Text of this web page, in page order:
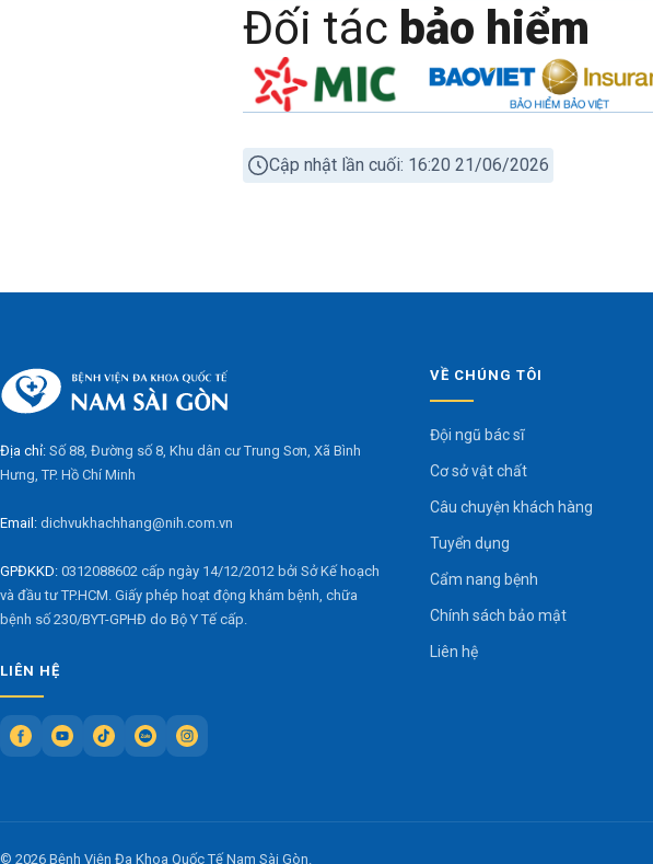
Đối tác bảo hiểm
Cập nhật lần cuối: 16:20 21/06/2026
Địa chỉ: Số 88, Đường số 8, Khu dân cư Trung Sơn, Xã Bình
Hưng, TP. Hồ Chí Minh
Email: dichvukhachhang@nih.com.vn
GPĐKKD: 0312088602 cấp ngày 14/12/2012 bởi Sở Kế hoạch
và đầu tư TP.HCM. Giấy phép hoạt động khám bệnh, chữa
bệnh số 230/BYT-GPHĐ do Bộ Y Tế cấp.
LIÊN HỆ
VỀ CHÚNG TÔI
Đội ngũ bác sĩ
Cơ sở vật chất
Câu chuyện khách hàng
Tuyển dụng
Cẩm nang bệnh
Chính sách bảo mật
Liên hệ
© 2026 Bệnh Viện Đa Khoa Quốc Tế Nam Sài Gòn.